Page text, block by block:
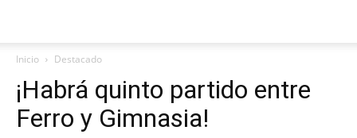
Inicio Destacado
¡Habrá quinto partido entre
Ferro y Gimnasia!